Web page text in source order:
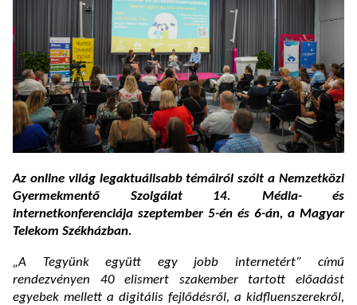
Az online világ legaktuálisabb témáiról szólt a Nemzetközi
Gyermekmentő Szolgálat 14. Média- és
internetkonferenciája szeptember 5-én és 6-án, a Magyar
Telekom Székházban.
„A Tegyünk együtt egy jobb internetért” című
rendezvényen 40 elismert szakember tartott előadást
egyebek mellett a digitális fejlődésről, a kidfluenszerekről,